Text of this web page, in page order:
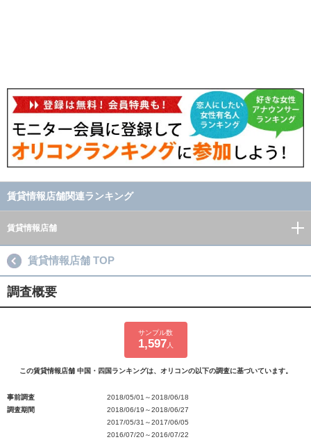
賃貸情報店舗関連ランキング
賃貸情報店舗
賃貸情報店舗 TOP
調査概要
サンプル数
1,597 人
この賃貸情報店舗 中国・四国ランキングは、オリコンの以下の調査に基づいています。
事前調査
2018/05/01～2018/06/18
調査期間
2018/06/19～2018/06/27
2017/05/31～2017/06/05
2016/07/20～2016/07/22